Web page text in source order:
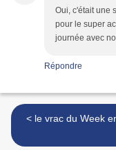
Oui, c'était une
pour le super
journée avec
Répondre
< le vrac du Week